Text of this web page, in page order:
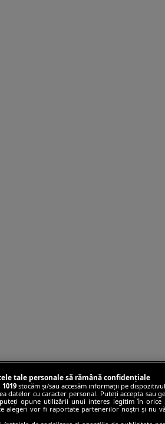
tale personale să rămână confidențiale
1019stocăm și/sau accesăm informații pe
datelor cu caracter personal. Puteți accepta sau
opune utilizării unui interes legitim în
alegeri vor fi raportate partenerilor noștri și nu